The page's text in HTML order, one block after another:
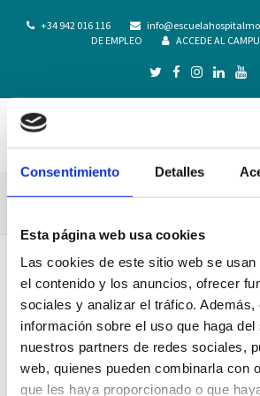
Consentimiento Detalles
Esta página web usa cookies
Las cookies de este sitio web se
el contenido y los anuncios, ofrecer
sociales y analizar el tráfico. Además,
información sobre el uso que haga del
nuestros partners de redes sociales,
web, quienes pueden combinarla con
que les haya proporcionado o que
+34 942 016 116
DE EMPLEO
ACCEDE AL
62